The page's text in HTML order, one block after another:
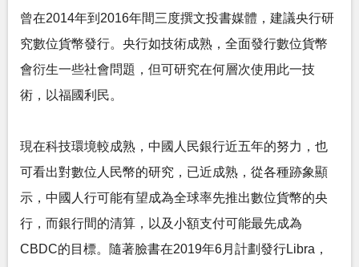
曾在2014年到2016年間三度撰文投書媒體，建議央行研
究數位貨幣發行。央行如技術成熟，全面發行數位貨幣
會衍生一些社會問題，但可研究在何層次使用此一技
術，以福國利民。
現在科技環境較成熟，中國人民銀行近五年的努力，也
可看出對數位人民幣的研究，已近成熟，從各種跡象顯
示，中國人行可能有望成為全球率先推出數位貨幣的央
行，而銀行間的清算，以及小額支付可能最先成為
CBDC的目標。隨著臉書在2019年6月計劃發行Libra，